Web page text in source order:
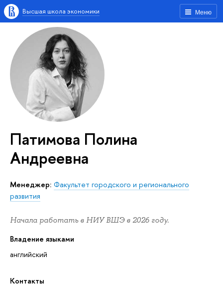
Меню
Высшая школа экономики
Патимова Полина
Андреевна
Менеджер: Факультет городского и регионального
развития
Начала работать в НИУ ВШЭ в 2026 году.
Владение языками
английский
Контакты